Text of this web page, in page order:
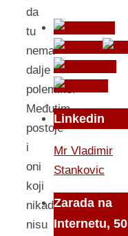
da
tu
nema
dalje
polemike.
Međutim
postoje
i
oni
koji
nikada
nisu
Linkedin
Mr Vladimir
Stankovic
Zarada na
Internetu, 50